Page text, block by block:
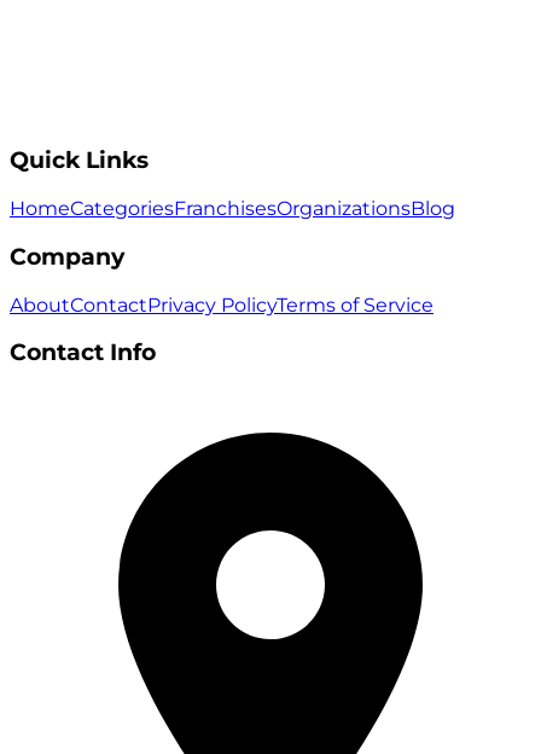
Quick Links
HomeCategoriesFranchisesOrganizationsBlog
Company
AboutContactPrivacy PolicyTerms of Service
Contact Info